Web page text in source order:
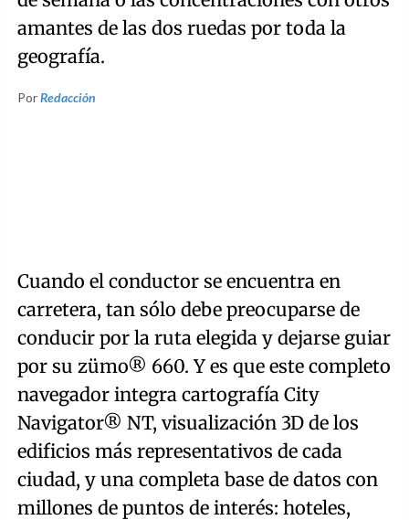
amantes de las dos ruedas por toda la
geografía.
PorRedacción
Cuando el conductor se encuentra en
carretera, tan sólo debe preocuparse de
conducir por la ruta elegida y dejarse guiar
por su zümo® 660. Y es que este completo
navegador integra cartografía City
Navigator® NT, visualización 3D de los
edificios más representativos de cada
ciudad, y una completa base de datos con
millones de puntos de interés: hoteles,